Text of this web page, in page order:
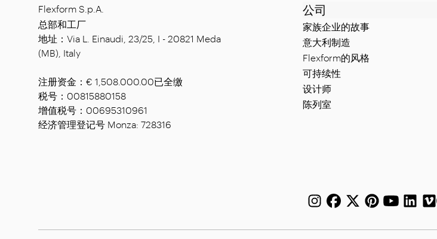
Flexform S.p.A.
总部和工厂
地址：Via L. Einaudi, 23/25, I - 20821 Meda
(MB), Italy
注册资金：€ 1,508.000.00已全缴
税号：00815880158
增值税号：00695310961
经济管理登记号 Monza: 728316
公司
家族企业的故事
意大利制造
Flexform的风格
可持续性
设计师
陈列室